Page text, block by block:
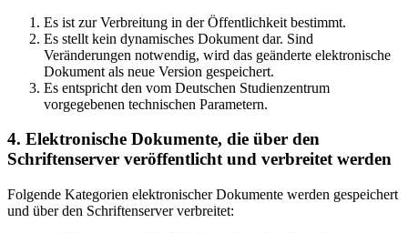
Es ist zur Verbreitung in der Öffentlichkeit bestimmt.
Es stellt kein dynamisches Dokument dar. Sind
Veränderungen notwendig, wird das geänderte elektronische
Dokument als neue Version gespeichert.
Es entspricht den vom Deutschen Studienzentrum
vorgegebenen technischen Parametern.
4. Elektronische Dokumente, die über den
Schriftenserver veröffentlicht und verbreitet werden
Folgende Kategorien elektronischer Dokumente werden gespeichert
und über den Schriftenserver verbreitet: